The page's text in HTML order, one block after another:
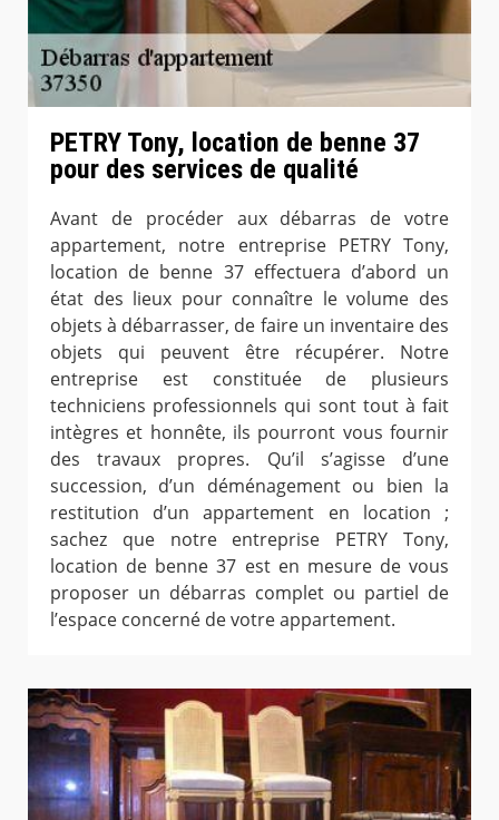
PETRY Tony, location de benne 37
pour des services de qualité
Avant de procéder aux débarras de votre
appartement, notre entreprise PETRY Tony,
location de benne 37 effectuera d’abord un
état des lieux pour connaître le volume des
objets à débarrasser, de faire un inventaire des
objets qui peuvent être récupérer. Notre
entreprise est constituée de plusieurs
techniciens professionnels qui sont tout à fait
intègres et honnête, ils pourront vous fournir
des travaux propres. Qu’il s’agisse d’une
succession, d’un déménagement ou bien la
restitution d’un appartement en location ;
sachez que notre entreprise PETRY Tony,
location de benne 37 est en mesure de vous
proposer un débarras complet ou partiel de
l’espace concerné de votre appartement.